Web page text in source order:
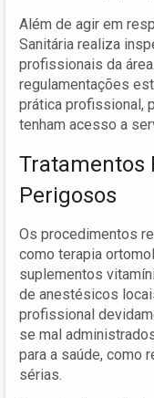
Além de agir em
Sanitária realiza
profissionais da
regulamentações
prática profissional,
tenham acesso a
Tratamentos
Perigosos
Os procedimentos
como terapia
suplementos
de anestésicos
profissional
se mal
para a saúde, como
sérias.